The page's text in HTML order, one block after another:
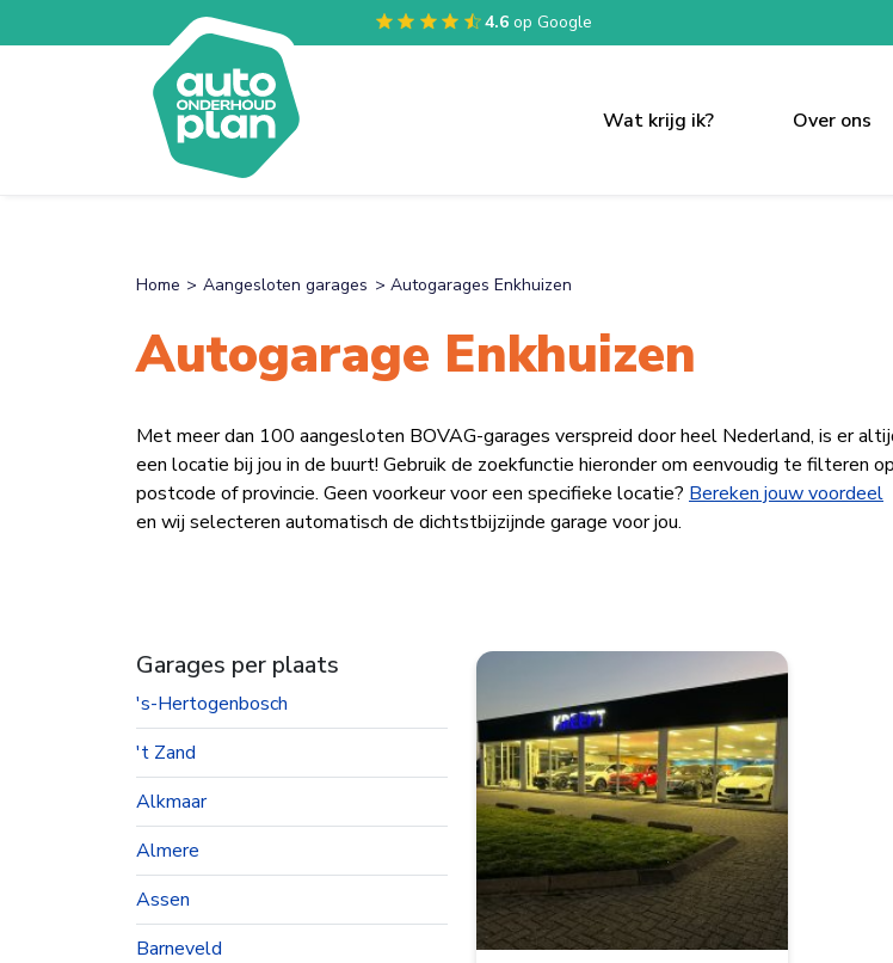
4.6 op Google
Wat krijg ik? Over ons
Home Aangesloten garages Autogarages Enkhuizen
Autogarage Enkhuizen
Met meer dan 100 aangesloten BOVAG-garages verspreid door heel Nederland, is er
een locatie bij jou in de buurt! Gebruik de zoekfunctie hieronder om eenvoudig te filteren op
postcode of provincie. Geen voorkeur voor een specifieke locatie? Bereken jouw voordeel
en wij selecteren automatisch de dichtstbijzijnde garage voor jou.
Garages per plaats
's-Hertogenbosch
't Zand
Alkmaar
Almere
Assen
Barneveld